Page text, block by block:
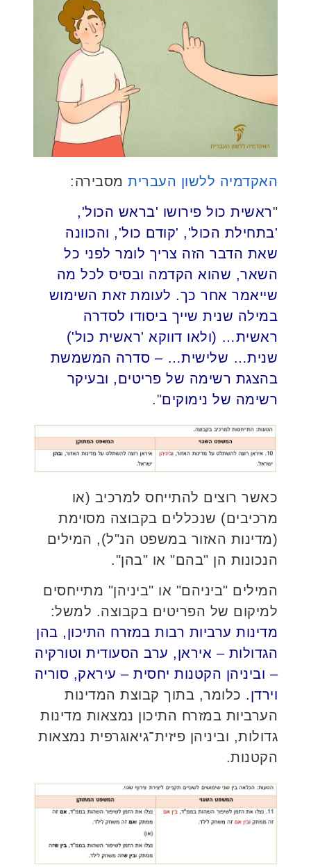
האקדמיה ללשון העברית מסבירה:
"ראשית כול פירושו 'בראש הכול',
'בתחילת הכול', 'קודם כול', והכוונה
שאת הדבר הזה צריך לומר לפני כל
השאר, שהוא הקדמה ובסיס לכל מה
שייאמר אחר כך. לעומת זאת השימוש
במילה שנית שייך ביסודו לסדרה
ראשית… (ולאו דווקא 'ראשית כול')
שנית… שלישית… – סדרה המשמשת
בהצגת רשימה של פריטים, ובעיקר
רשימה של נימוקים".
כאשר רוצים להתייחס למרכיב (או
מרכיבים) שנכללים בקבוצה מסוימת
(מדינות האזור במשפט הנ"ל), המילים
הנכונות הן "בהם" או "בהן".
המילים "ביניהם" או "ביניהן" מתייחסים
למיקום של הפריטים בקבוצה. למשל:
מדינות ערביות רבות במזרח התיכון, בהן
הגדולות – איראן, ערב הסעודית וטורקיה
– וביניהן הקטנות יחסית – עיראק, סוריה
וירדן. כלומר, בתוך קבוצת המדינות
הערביות במזרח התיכון נמצאות מדינות
גדולות, וביניהן פיזית־גיאוגרפית נמצאות
הקטנות.